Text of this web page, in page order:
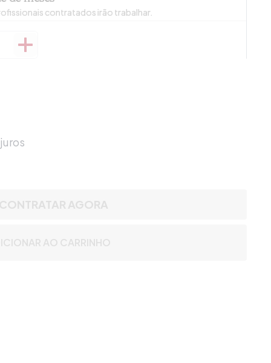
contratados irão trabalhar.